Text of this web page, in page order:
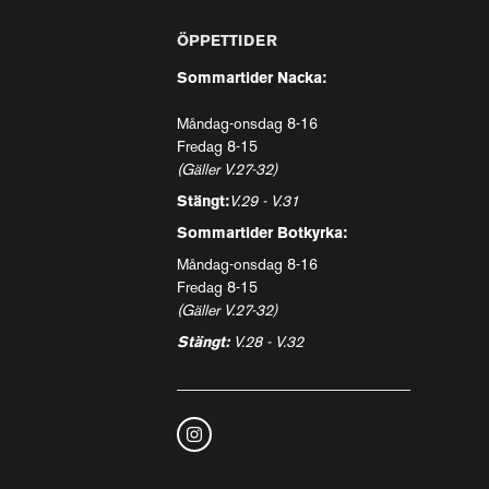
ÖPPETTIDER
Sommartider Nacka:
Måndag-onsdag 8-16
Fredag 8-15
(Gäller V.27-32)
Stängt:V.29 - V.31
Sommartider Botkyrka:
Måndag-onsdag 8-16
Fredag 8-15
(Gäller V.27-32)
Stängt: V.28 - V.32